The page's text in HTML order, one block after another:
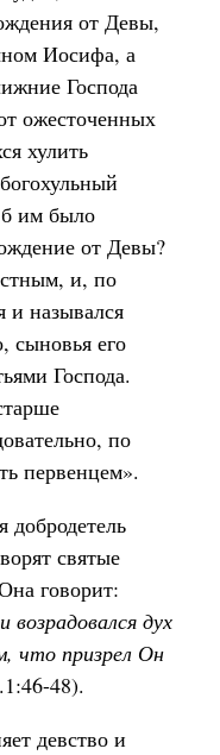
от Девы,
Иосифа, а
Господа
ожесточенных
хулить
им было
от Девы?
и, по
и назывался
сыновья его
Господа.
по
первенцем».
святые
говорит:
дух
что призрел Он
48).
девство и